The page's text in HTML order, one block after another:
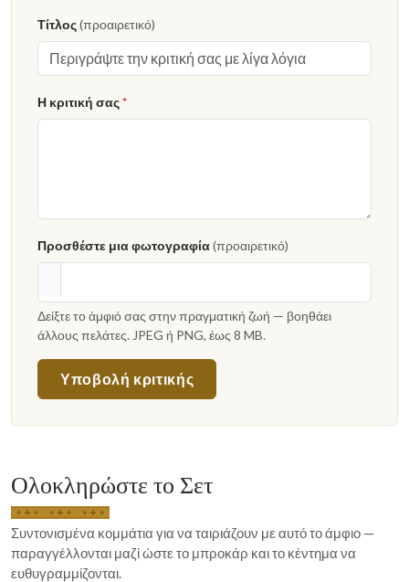
Τίτλος(προαιρετικό)
Η κριτική σας*
Προσθέστε μια φωτογραφία(προαιρετικό)
Δείξτε το άμφιό σας στην πραγματική ζωή — βοηθάει
άλλους πελάτες. JPEG ή PNG, έως 8 MB.
Υποβολή κριτικής
Ολοκληρώστε το Σετ
Συντονισμένα κομμάτια για να ταιριάζουν με αυτό το άμφιο —
παραγγέλλονται μαζί ώστε το μπροκάρ και το κέντημα να
ευθυγραμμίζονται.